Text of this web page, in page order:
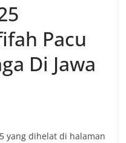
Pacu
Di Jawa
yang dihelat di halaman